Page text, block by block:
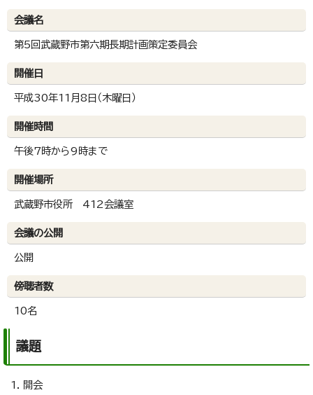
会議名
第5回武蔵野市第六期長期計画策定委員会
開催日
平成30年11月8日（木曜日）
開催時間
午後7時から9時まで
開催場所
武蔵野市役所 412会議室
会議の公開
公開
傍聴者数
10名
議題
1. 開会